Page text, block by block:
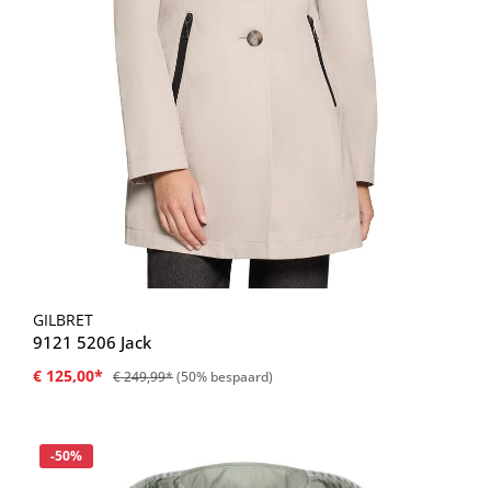
GILBRET
9121 5206 Jack
€ 125,00* € 249,99*(50% bespaard)
Korting
-50%